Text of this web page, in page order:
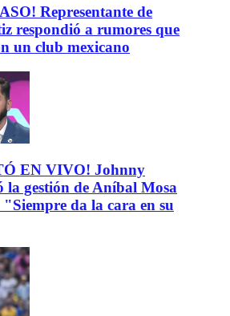
Representante de
respondió a rumores que
un club mexicano
EN VIVO! Johnny
la gestión de Aníbal Mosa
da la cara en su